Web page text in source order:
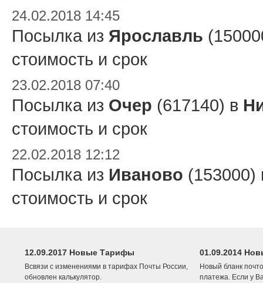
24.02.2018 14:45
Посылка из Ярославль
стоимость и срок
23.02.2018 07:40
Посылка из Очер (617140) в
стоимость и срок
22.02.2018 12:12
Посылка из Иваново
стоимость и срок
12.09.2017 Новые Тарифы
Всвязи с изменениями в тарифах Почты России,
обновлен калькулятор.
01.09.2014
Новый бланк
платежа. Если у